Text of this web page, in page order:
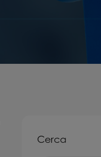
Cerca